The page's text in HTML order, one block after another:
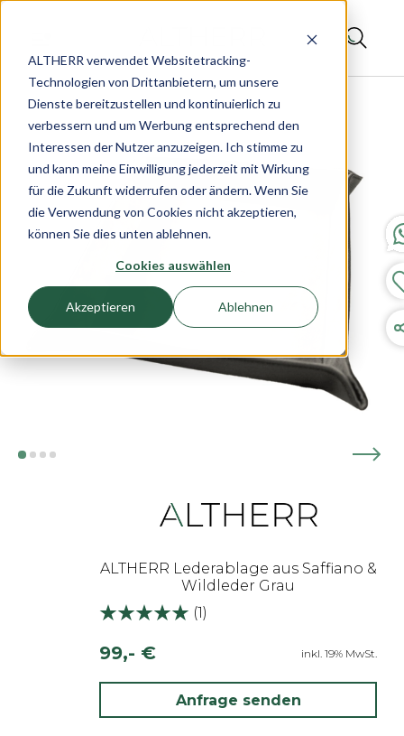
ALTHERR verwendet Websitetracking-
Technologien von Drittanbietern, um unsere
Dienste bereitzustellen und kontinuierlich zu
verbessern und um Werbung entsprechend den
Interessen der Nutzer anzuzeigen. Ich stimme zu
und kann meine Einwilligung jederzeit mit Wirkung
für die Zukunft widerrufen oder ändern. Wenn Sie
die Verwendung von Cookies nicht akzeptieren,
können Sie dies unten ablehnen.
Cookies auswählen
Akzeptieren Ablehnen
ALTHERR Lederablage aus Saffiano &
Wildleder Grau
(1)
99,- € inkl. 19% MwSt.
Anfrage senden